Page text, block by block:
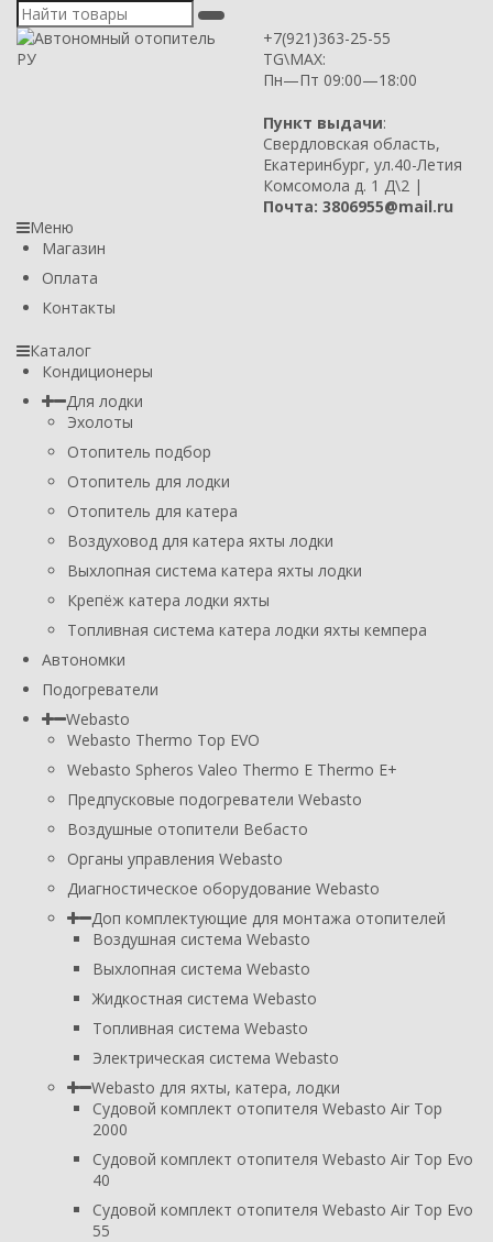
+7(921)363-25-55
TG\MAX:
Пн—Пт 09:00—18:00
Пункт выдачи:
Свердловская область,
Екатеринбург, ул.40-Летия
Комсомола д. 1 Д\2 |
Почта: 3806955@mail.ru
Меню
Магазин
Оплата
Контакты
Каталог
Кондиционеры
Для лодки
Эхолоты
Отопитель подбор
Отопитель для лодки
Отопитель для катера
Воздуховод для катера яхты лодки
Выхлопная система катера яхты лодки
Крепёж катера лодки яхты
Топливная система катера лодки яхты кемпера
Автономки
Подогреватели
Webasto
Webasto Thermo Top EVO
Webasto Spheros Valeo Thermo E Thermo E+
Предпусковые подогреватели Webasto
Воздушные отопители Вебасто
Органы управления Webasto
Диагностическое оборудование Webasto
Доп комплектующие для монтажа отопителей
Воздушная система Webasto
Выхлопная система Webasto
Жидкостная система Webasto
Топливная система Webasto
Электрическая система Webasto
Webasto для яхты, катера, лодки
Судовой комплект отопителя Webasto Air Top
2000
Судовой комплект отопителя Webasto Air Top Evo
40
Судовой комплект отопителя Webasto Air Top Evo
55